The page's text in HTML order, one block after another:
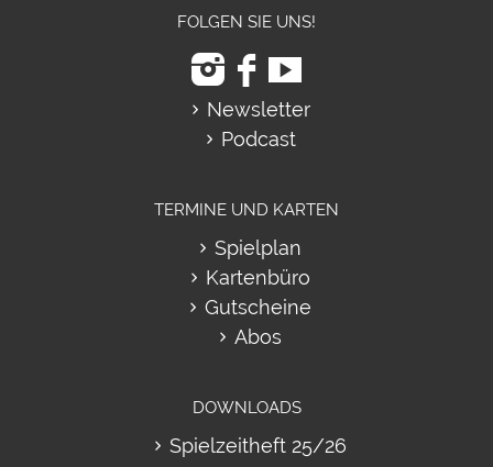
FOLGEN SIE UNS!
Newsletter
Podcast
TERMINE UND KARTEN
Spielplan
Kartenbüro
Gutscheine
Abos
DOWNLOADS
Spielzeitheft 25/26